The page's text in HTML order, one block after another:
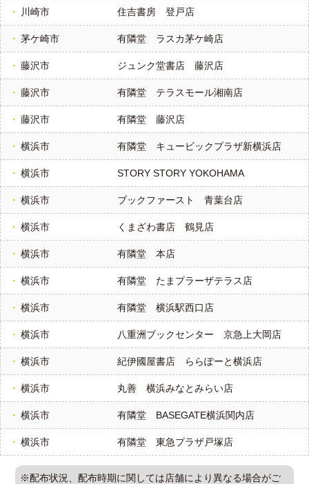
川崎市 住吉書房 登戸店
茅ケ崎市 有隣堂 ラスカ茅ケ崎店
藤沢市 ジュンク堂書店 藤沢店
藤沢市 有隣堂 テラスモール湘南店
藤沢市 有隣堂 藤沢店
横浜市 有隣堂 キュービックプラザ新横浜店
横浜市 STORY STORY YOKOHAMA
横浜市 ブックファースト 青葉台店
横浜市 くまざわ書店 鶴見店
横浜市 有隣堂 本店
横浜市 有隣堂 たまプラーザテラス店
横浜市 有隣堂 横浜駅西口店
横浜市 八重洲ブックセンター 京急上大岡店
横浜市 紀伊國屋書店 ららぽーと横浜店
横浜市 丸善 横浜みなとみらい店
横浜市 有隣堂 BASEGATE横浜関内店
横浜市 有隣堂 東急プラザ戸塚店
※配布状況、配布時期に関しては店舗により異なる場合がご